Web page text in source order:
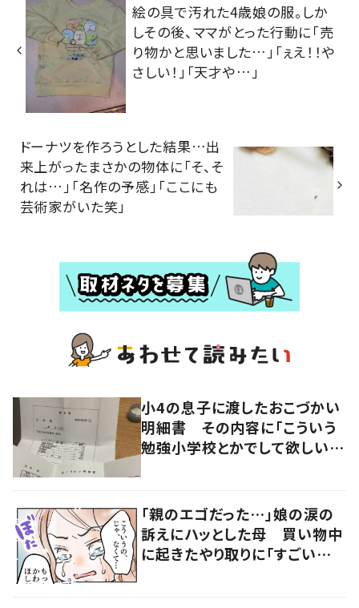
絵の具で汚れた4歳娘の服。しか
しその後、ママがとった行動に「売
り物かと思いました…」「ぇえ！！や
さしい！」「天才や…」
ドーナツを作ろうとした結果…出
来上がったまさかの物体に「そ、そ
れは…」「名作の予感」「ここにも
芸術家がいた笑」
小4の息子に渡したおこづかい
明細書 その内容に「こういう
勉強小学校とかでして欲しい」
「親のエゴだった…」娘の涙の
訴えにハッとした母 買い物中
に起きたやり取りに「すごい分